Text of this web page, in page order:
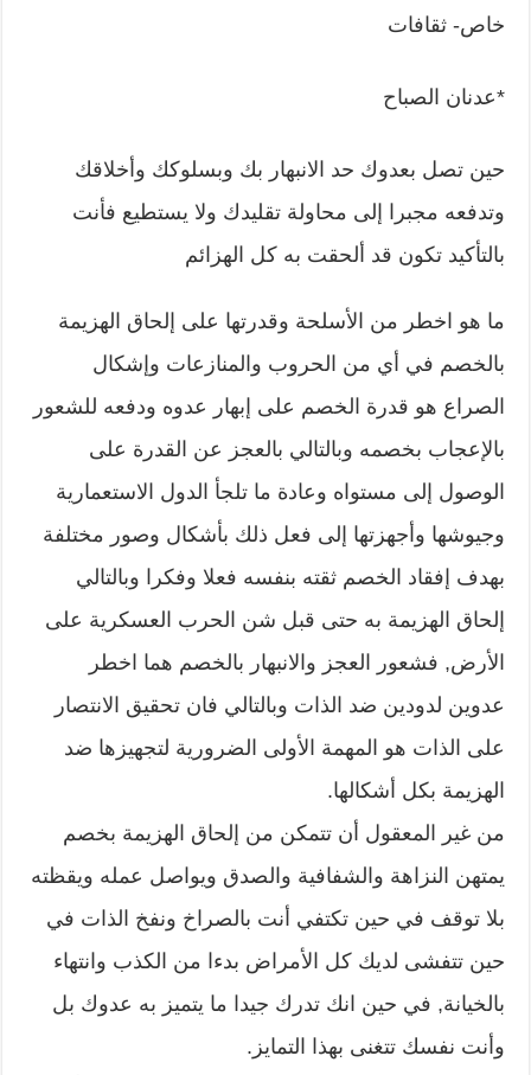
خاص- ثقافات
*عدنان الصباح
حين تصل بعدوك حد الانبهار بك وبسلوكك وأخلاقك
وتدفعه مجبرا إلى محاولة تقليدك ولا يستطيع فأنت
بالتأكيد تكون قد ألحقت به كل الهزائم
ما هو اخطر من الأسلحة وقدرتها على إلحاق الهزيمة
بالخصم في أي من الحروب والمنازعات وإشكال
الصراع هو قدرة الخصم على إبهار عدوه ودفعه للشعور
بالإعجاب بخصمه وبالتالي بالعجز عن القدرة على
الوصول إلى مستواه وعادة ما تلجأ الدول الاستعمارية
وجيوشها وأجهزتها إلى فعل ذلك بأشكال وصور مختلفة
بهدف إفقاد الخصم ثقته بنفسه فعلا وفكرا وبالتالي
إلحاق الهزيمة به حتى قبل شن الحرب العسكرية على
الأرض, فشعور العجز والانبهار بالخصم هما اخطر
عدوين لدودين ضد الذات وبالتالي فان تحقيق الانتصار
على الذات هو المهمة الأولى الضرورية لتجهيزها ضد
الهزيمة بكل أشكالها.
من غير المعقول أن تتمكن من إلحاق الهزيمة بخصم
يمتهن النزاهة والشفافية والصدق ويواصل عمله ويقظته
بلا توقف في حين تكتفي أنت بالصراخ ونفخ الذات في
حين تتفشى لديك كل الأمراض بدءا من الكذب وانتهاء
بالخيانة, في حين انك تدرك جيدا ما يتميز به عدوك بل
وأنت نفسك تتغنى بهذا التمايز.